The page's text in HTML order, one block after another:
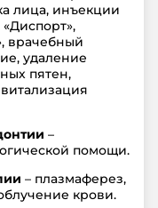
лица, инъекции
«Диспорт»,
врачебный
удаление
пятен,
–
помощи.
– плазмаферез,
крови.